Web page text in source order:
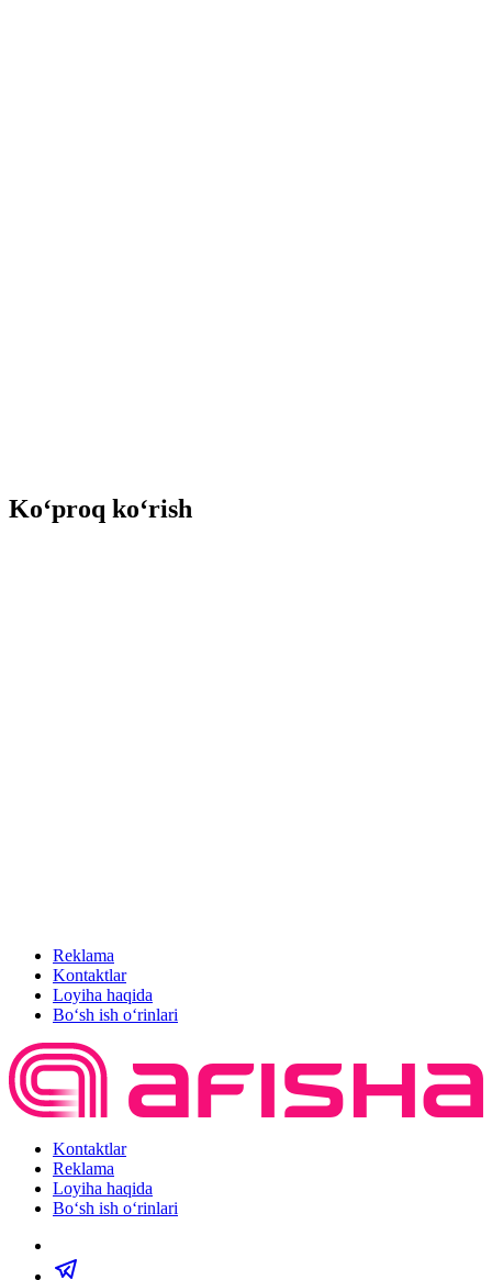
Ko‘proq ko‘rish
Reklama
Kontaktlar
Loyiha haqida
Bo‘sh ish o‘rinlari
Kontaktlar
Reklama
Loyiha haqida
Bo‘sh ish o‘rinlari